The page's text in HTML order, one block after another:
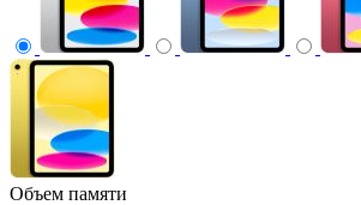
Объем памяти